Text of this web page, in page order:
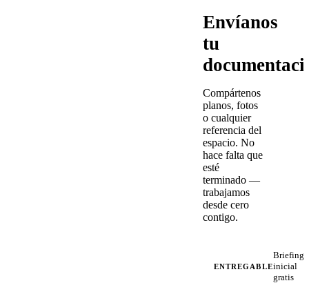
Envíanos
tu
Compártenos
planos, fotos
o cualquier
referencia del
espacio. No
hace falta que
esté
terminado —
trabajamos
desde cero
contigo.
ENTREGABLE
Briefing
inicial
gratis